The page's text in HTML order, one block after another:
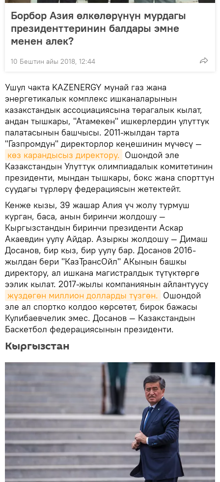
Борбор Азия өлкөлөрүнүн мурдагы
президенттеринин балдары эмне
менен алек?
10 Бештин айы 2018, 12:44
Ушул чакта KAZENERGY мунай газ жана
энергетикалык комплекс ишканаларынын
казакстандык ассоциациясына төрагалык кылат,
андан тышкары, "Атамекен" ишкерлердин улуттук
палатасынын башчысы. 2011-жылдан тарта
"Газпромдун" директорлор кеңешинин мүчөсү —
көз карандысыз директору. Ошондой эле
Казакстандын Улуттук олимпиадалык комитетинин
президенти, мындан тышкары, бокс жана спорттун
суудагы түрлөрү федерациясын жетектейт.
Кенже кызы, 39 жашар Алия үч жолу турмуш
курган, баса, анын биринчи жолдошу —
Кыргызстандын биринчи президенти Аскар
Акаевдин уулу Айдар. Азыркы жолдошу — Димаш
Досанов, бир кыз, бир уулу бар. Досанов 2016-
жылдан бери "КазТрансОйл" АКынын башкы
директору, ал ишкана магистралдык түтүктөргө
ээлик кылат. 2017-жылы компаниянын айлантуусу
жүздөгөн миллион долларды түзгөн. Ошондой
эле ал спортко колдоо көрсөтөт, бирок бажасы
Кулибаевчелик эмес. Досанов — Казакстандын
Баскетбол федерациясынын президенти.
Кыргызстан